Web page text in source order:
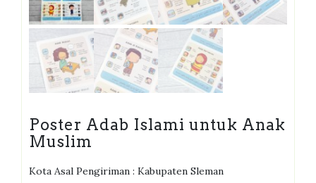
Poster Adab Islami untuk Anak
Muslim
Kota Asal Pengiriman : Kabupaten Sleman